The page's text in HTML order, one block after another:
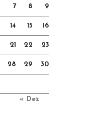
7 8 9
14 15 16
21 22 23
28 29 30
« Dez